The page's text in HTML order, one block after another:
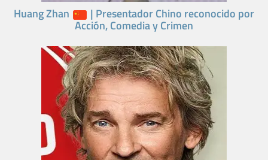
Huang Zhan | Presentador Chino reconocido por
Acción, Comedia y Crimen